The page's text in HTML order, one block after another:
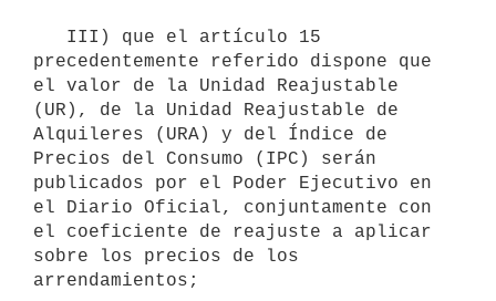
precedentemente referido dispone que
el valor de la Unidad Reajustable
(UR), de la Unidad Reajustable de
Alquileres (URA) y del Índice de
Precios del Consumo (IPC) serán
publicados por el Poder Ejecutivo en
el Diario Oficial, conjuntamente con
el coeficiente de reajuste a aplicar
sobre los precios de los
arrendamientos;